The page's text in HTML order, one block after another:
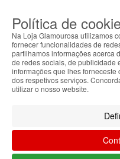
Política de
Na Loja Glamourosa utilizamos
fornecer funcionalidades de
partilhamos informações acerca
de redes sociais, de publicidade
informações que lhes
dos respetivos serviços.
utilizar o nosso website.